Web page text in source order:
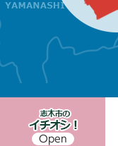
Open